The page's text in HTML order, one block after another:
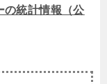
の統計情報（公